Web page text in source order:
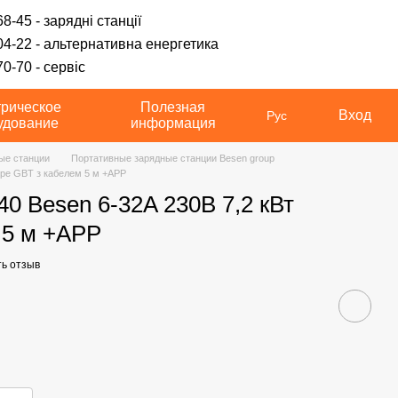
45 - зарядні станції
22 - альтернативна енергетика
70 - сервіс
Полезная
информация
Рус Вход
станции
Портативные зарядные станции Besen group
GBT з кабелем 5 м +APP
Besen 6-32A 230В 7,2 кВт
м +APP
отзыв